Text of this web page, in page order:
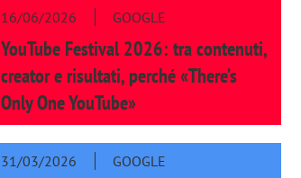
16/06/2026 GOOGLE
YouTube Festival 2026: tra contenuti,
creator e risultati, perché «There’s
Only One YouTube»
31/03/2026 GOOGLE